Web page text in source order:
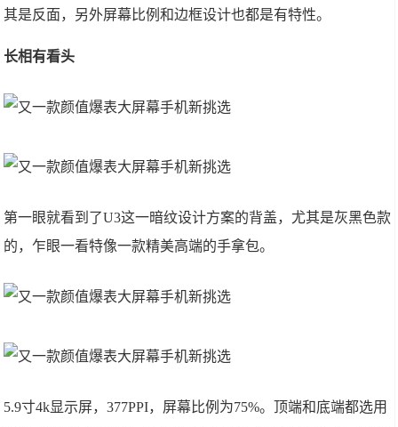
其是反面，另外屏幕比例和边框设计也都是有特性。
长相有看头
第一眼就看到了U3这一暗纹设计方案的背盖，尤其是灰黑色款
的，乍眼一看特像一款精美高端的手拿包。
5.9寸4k显示屏，377PPI，屏幕比例为75%。顶端和底端都选用